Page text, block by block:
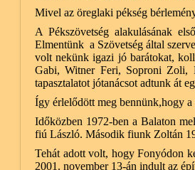
Mivel az öreglaki pékség
A Pékszövetség alakulásának
Elmentünk a Szövetség által
volt nekünk igazi jó barátokat,
Gabi, Witner Feri, Soproni Zoli,
tapasztalatot jótanácsot adtunk át
Így érlelődött meg bennünk,hogy
Időközben 1972-ben a Balaton
fiú László. Második fiunk Zoltán
Tehát adott volt, hogy Fonyódon
2001. november 13-án indult az